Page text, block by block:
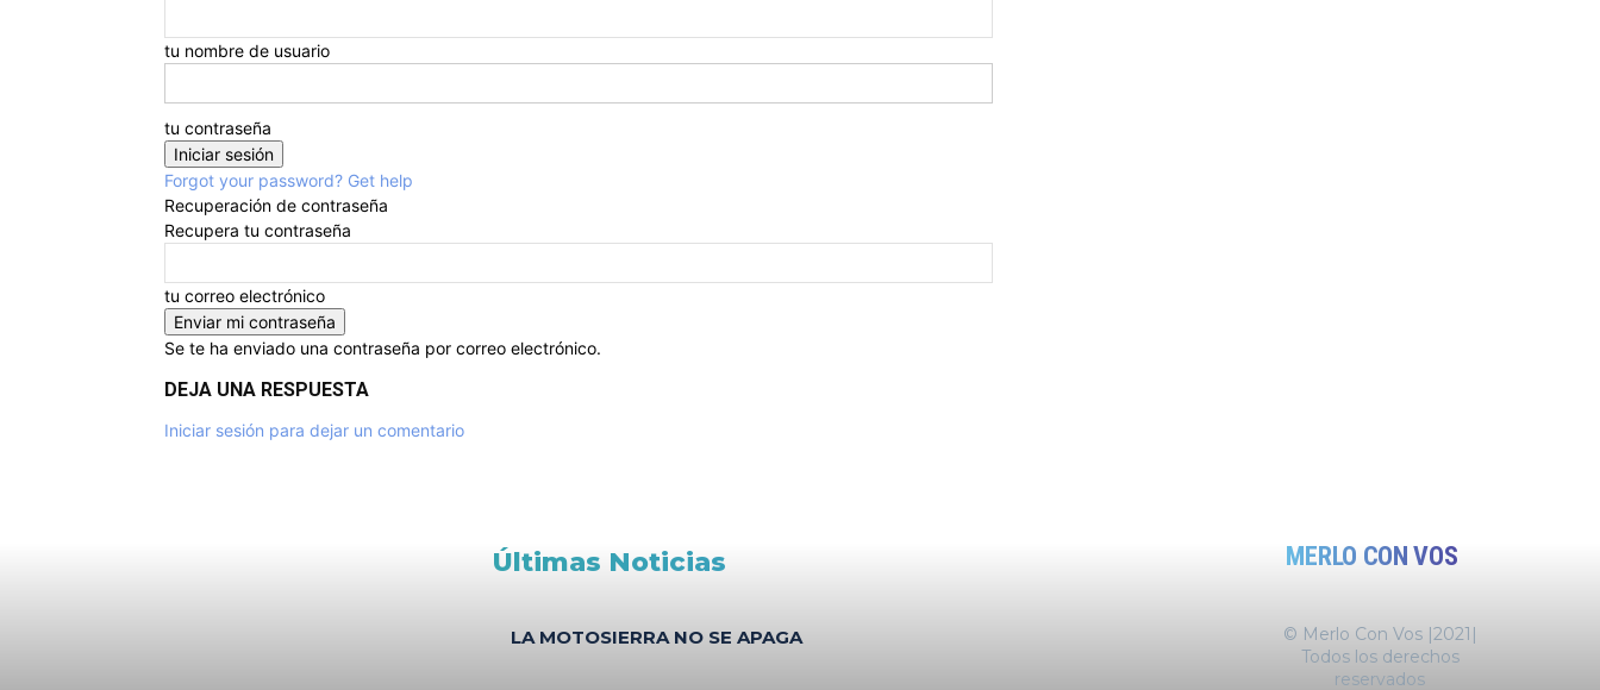
tu nombre de usuario
tu contraseña
Forgot your password? Get help
Recuperación de contraseña
Recupera tu contraseña
tu correo electrónico
Se te ha enviado una contraseña por correo electrónico.
DEJA UNA RESPUESTA
Iniciar sesión para dejar un comentario
Últimas Noticias
LA MOTOSIERRA NO SE APAGA
MERLO CON VOS
© Merlo Con Vos |2021|
Todos los derechos
reservados